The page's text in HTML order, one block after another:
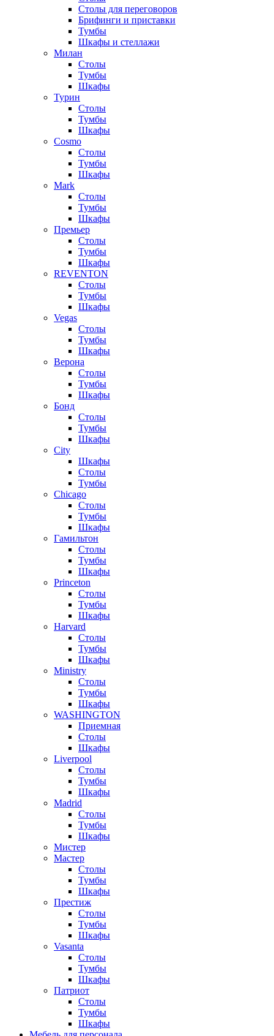
Столы для переговоров
Брифинги и приставки
Тумбы
Шкафы и стеллажи
Милан
Столы
Тумбы
Шкафы
Турин
Столы
Тумбы
Шкафы
Cosmo
Столы
Тумбы
Шкафы
Mark
Столы
Тумбы
Шкафы
Премьер
Столы
Тумбы
Шкафы
REVENTON
Столы
Тумбы
Шкафы
Vegas
Столы
Тумбы
Шкафы
Верона
Столы
Тумбы
Шкафы
Бонд
Столы
Тумбы
Шкафы
City
Шкафы
Столы
Тумбы
Chicago
Столы
Тумбы
Шкафы
Гамильтон
Столы
Тумбы
Шкафы
Princeton
Столы
Тумбы
Шкафы
Harvard
Столы
Тумбы
Шкафы
Ministry
Столы
Тумбы
Шкафы
WASHINGTON
Приемная
Столы
Шкафы
Liverpool
Столы
Тумбы
Шкафы
Madrid
Столы
Тумбы
Шкафы
Мистер
Мастер
Столы
Тумбы
Шкафы
Престиж
Столы
Тумбы
Шкафы
Vasanta
Столы
Тумбы
Шкафы
Патриот
Столы
Тумбы
Шкафы